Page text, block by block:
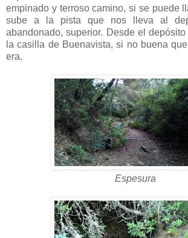
empinado y terroso camino, si se puede
sube a la pista que nos lleva al
abandonado, superior. Desde el
la casilla de Buenavista, si no buena
era.
Espesura